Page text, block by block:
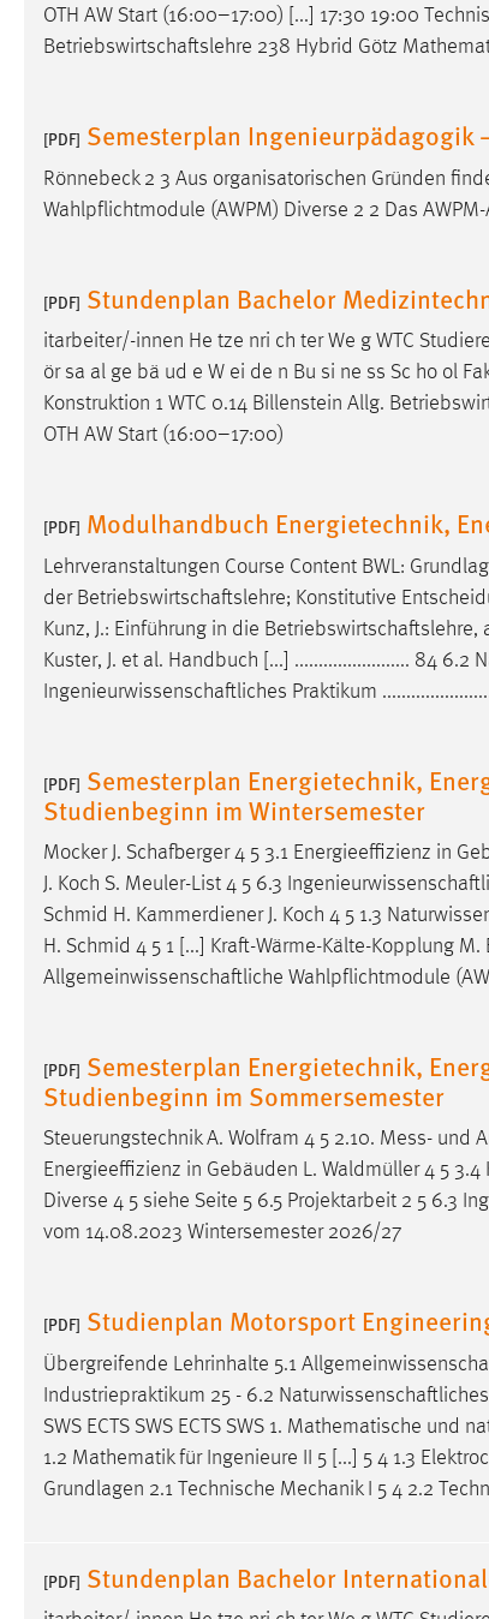
OTH AW Start (16:00–17:00) [...] 17:30 19:00
Betriebswirtschaftslehre 238 Hybrid Götz
[PDF] Semesterplan
Rönnebeck 2 3 Aus organisatorischen Gründen
Wahlpflichtmodule (AWPM) Diverse 2 2 Das
[PDF] Stundenplan Bachelor
itarbeiter/-innen He tze nri ch ter We g WTC
ör sa al ge bä ud e W ei de n Bu si ne ss Sc ho ol
Konstruktion 1 WTC 0.14 Billenstein Allg.
OTH AW Start (16:00–17:00)
[PDF] Modulhandbuch Energietechnik,
Lehrveranstaltungen Course Content BWL:
der Betriebswirtschaftslehre; Konstitutive
Kunz, J.: Einführung in die Betriebswirtschaftslehre,
Kuster, J. et al. Handbuch [...] ........................ 84 6.2
Ingenieurwissenschaftliches Praktikum
[PDF] Semesterplan Energietechnik,
Studienbeginn im Wintersemester
Mocker J. Schafberger4 5 3.1 Energieeffizienz in
J. Koch S. Meuler-List 4 5 6.3
Schmid H. Kammerdiener J. Koch 4 5 1.3
H. Schmid 4 5 1 [...] Kraft-Wärme-Kälte-Kopplung
Allgemeinwissenschaftliche Wahlpflichtmodule
[PDF] Semesterplan Energietechnik,
Studienbeginn im Sommersemester
Steuerungstechnik A. Wolfram 4 5 2.10. Mess- und
Energieeffizienz in Gebäuden L. Waldmüller 4 5
Diverse 4 5 siehe Seite 5 6.5 Projektarbeit 2 5 6.3
vom 14.08.2023 Wintersemester 2026/27
[PDF] Studienplan Motorsport
Übergreifende Lehrinhalte 5.1
Industriepraktikum 25 - 6.2 Naturwissenschaftliches
SWS ECTS SWS ECTS SWS 1. Mathematische und
1.2 Mathematik für Ingenieure II 5 [...] 5 4 1.3
Grundlagen 2.1 Technische Mechanik I 5 4 2.2
[PDF] Stundenplan Bachelor
Anbieter: Google Ireland Limited
Facebook Pixel
Anbieter:
Zweck: Conversion-Tracking
Cookie Laufzeit: 3 Monate
Um Inhalte von Videoplattformen und Social Media
Plattformen anzeigen zu können, werden von diesen
externen Medien Cookies gesetzt.
YouTube
Vimeo